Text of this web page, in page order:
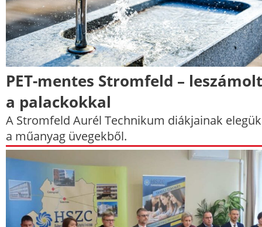
PET-mentes Stromfeld –
a palackokkal
A Stromfeld Aurél Technikum diákjainak
a műanyag üvegekből.